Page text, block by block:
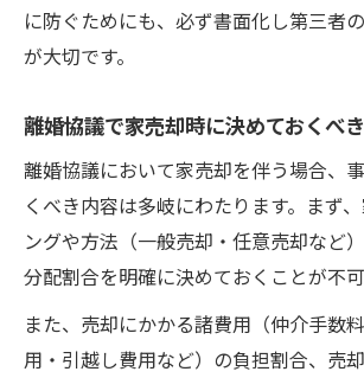
に防ぐためにも、必ず書面化し第三者
が大切です。
離婚協議で家売却時に決めておくべ
離婚協議において家売却を伴う場合、
くべき内容は多岐にわたります。まず
ングや方法（一般売却・任意売却など
分配割合を明確に決めておくことが不可
また、売却にかかる諸費用（仲介手数
用・引越し費用など）の負担割合、売